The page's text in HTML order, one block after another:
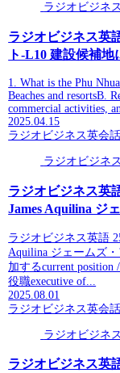
ラジオビジネ
ラジオビジネス英
ト-L10 建設候補
1. What is the Phu
Beaches and resortsB.
commercial activities,
2025.04.15
ラジオビジネス英会話
ラジオビジネ
ラジオビジネス英
James Aquilina ジ
ラジオビジネス英語
Aquilina ジェームズ・
加するcurrent position /
役職executive of...
2025.08.01
ラジオビジネス英会話
ラジオビジネ
ラジオビジネス英